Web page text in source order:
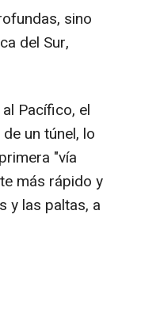
sino
del Sur,
Pacífico, el
un túnel, lo
"vía
más rápido y
y las paltas, a